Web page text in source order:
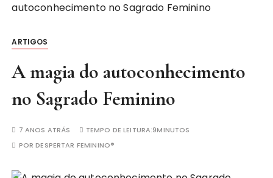
autoconhecimento no Sagrado Feminino
ARTIGOS
A magia do autoconhecimento
no Sagrado Feminino
7 ANOS ATRÁS TEMPO DE LEITURA:9MINUTOS
PORDESPERTAR FEMININO®